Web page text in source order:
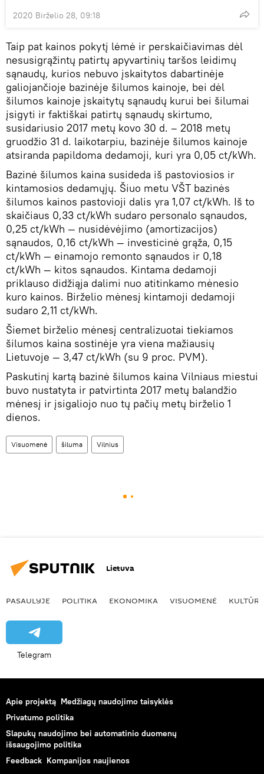
2020 Birželio 28, 09:18
Taip pat kainos pokytį lėmė ir perskaičiavimas dėl
nesusigrąžintų patirtų apyvartinių taršos leidimų
sąnaudų, kurios nebuvo įskaitytos dabartinėje
galiojančioje bazinėje šilumos kainoje, bei dėl
šilumos kainoje įskaitytų sąnaudų kurui bei šilumai
įsigyti ir faktiškai patirtų sąnaudų skirtumo,
susidariusio 2017 metų kovo 30 d. – 2018 metų
gruodžio 31 d. laikotarpiu, bazinėje šilumos kainoje
atsiranda papildoma dedamoji, kuri yra 0,05 ct/kWh.
Bazinė šilumos kaina susideda iš pastoviosios ir
kintamosios dedamųjų. Šiuo metu VŠT bazinės
šilumos kainos pastovioji dalis yra 1,07 ct/kWh. Iš to
skaičiaus 0,33 ct/kWh sudaro personalo sąnaudos,
0,25 ct/kWh — nusidėvėjimo (amortizacijos)
sąnaudos, 0,16 ct/kWh — investicinė grąža, 0,15
ct/kWh — einamojo remonto sąnaudos ir 0,18
ct/kWh — kitos sąnaudos. Kintama dedamoji
priklauso didžiąja dalimi nuo atitinkamo mėnesio
kuro kainos. Birželio mėnesį kintamoji dedamoji
sudaro 2,11 ct/kWh.
Šiemet birželio mėnesį centralizuotai tiekiamos
šilumos kaina sostinėje yra viena mažiausių
Lietuvoje — 3,47 ct/kWh (su 9 proc. PVM).
Paskutinį kartą bazinė šilumos kaina Vilniaus miestui
buvo nustatyta ir patvirtinta 2017 metų balandžio
mėnesį ir įsigaliojo nuo tų pačių metų birželio 1
dienos.
Visuomenė šiluma Vilnius
Lietuva
PASAULYJE POLITIKA EKONOMIKA VISUOMENĖ KULTŪRA
Telegram
Apie projektą Medžiagų naudojimo taisyklės
Privatumo politika
Slapukų naudojimo bei automatinio duomenų
išsaugojimo politika
Feedback Kompanijos naujienos